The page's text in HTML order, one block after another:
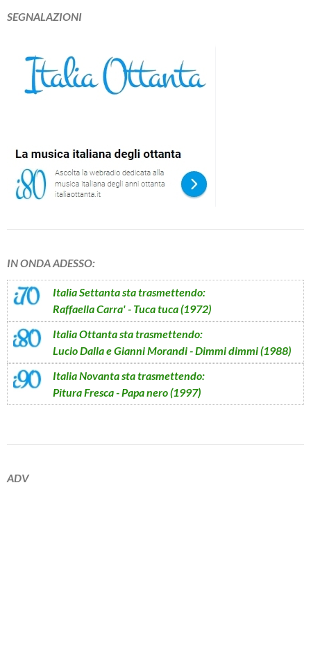
SEGNALAZIONI
IN ONDA ADESSO:
Italia Settantasta trasmettendo:
Raffaella Carra' - Tuca tuca (1972)
Italia Ottantasta trasmettendo:
Lucio Dalla e Gianni Morandi - Dimmi dimmi (1988)
Italia Novantasta trasmettendo:
Pitura Fresca - Papa nero (1997)
ADV